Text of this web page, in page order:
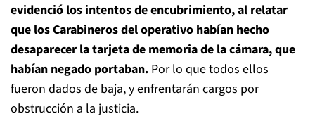
evidenció los intentos de encubrimiento, al relatar
que los Carabineros del operativo habían hecho
desaparecer la tarjeta de memoria de la cámara, que
habían negado portaban. Por lo que todos ellos
fueron dados de baja, y enfrentarán cargos por
obstrucción a la justicia.